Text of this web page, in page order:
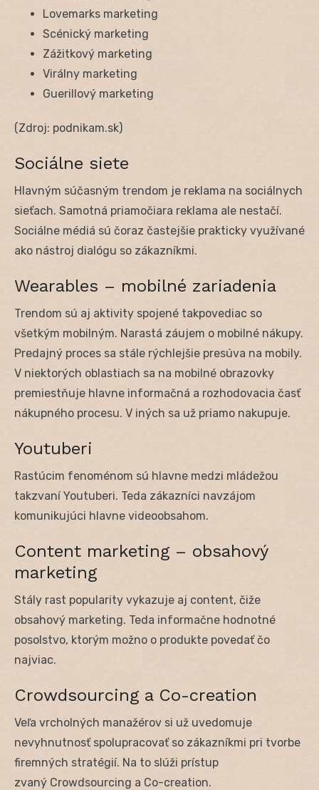
Lovemarks marketing
Scénický marketing
Zážitkový marketing
Virálny marketing
Guerillový marketing
(Zdroj: podnikam.sk)
Sociálne siete
Hlavným súčasným trendom je reklama na sociálnych
sieťach. Samotná priamočiara reklama ale nestačí.
Sociálne médiá sú čoraz častejšie prakticky využívané
ako nástroj dialógu so zákazníkmi.
Wearables – mobilné zariadenia
Trendom sú aj aktivity spojené takpovediac so
všetkým mobilným. Narastá záujem o mobilné nákupy.
Predajný proces sa stále rýchlejšie presúva na mobily.
V niektorých oblastiach sa na mobilné obrazovky
premiestňuje hlavne informačná a rozhodovacia časť
nákupného procesu. V iných sa už priamo nakupuje.
Youtuberi
Rastúcim fenoménom sú hlavne medzi mládežou
takzvaní Youtuberi. Teda zákazníci navzájom
komunikujúci hlavne videoobsahom.
Content marketing – obsahový
marketing
Stály rast popularity vykazuje aj content, čiže
obsahový marketing. Teda informačne hodnotné
posolstvo, ktorým možno o produkte povedať čo
najviac.
Crowdsourcing a Co-creation
Veľa vrcholných manažérov si už uvedomuje
nevyhnutnosť spolupracovať so zákazníkmi pri tvorbe
firemných stratégií. Na to slúži prístup
zvaný Crowdsourcing a Co-creation.